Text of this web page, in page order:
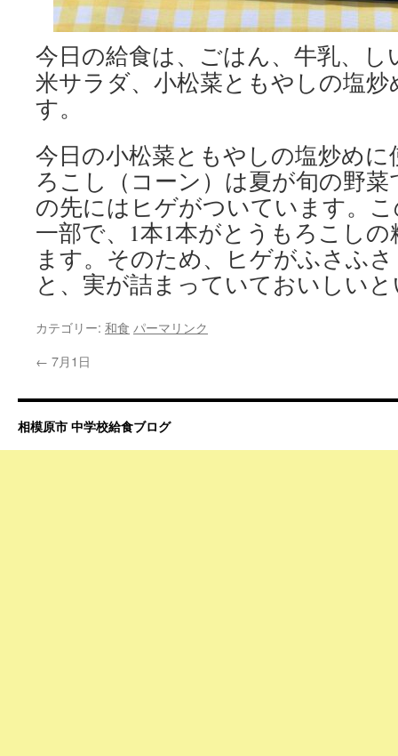
今日の給食は、ごはん、牛乳、
米サラダ、小松菜ともやしの塩
す。
今日の小松菜ともやしの塩炒め
ろこし（コーン）は夏が旬の野
の先にはヒゲがついています。
一部で、1本1本がとうもろこし
ます。そのため、ヒゲがふさふ
と、実が詰まっていておいしい
カテゴリー: 和食 パーマリンク
← 7月1日
相模原市 中学校給食ブログ